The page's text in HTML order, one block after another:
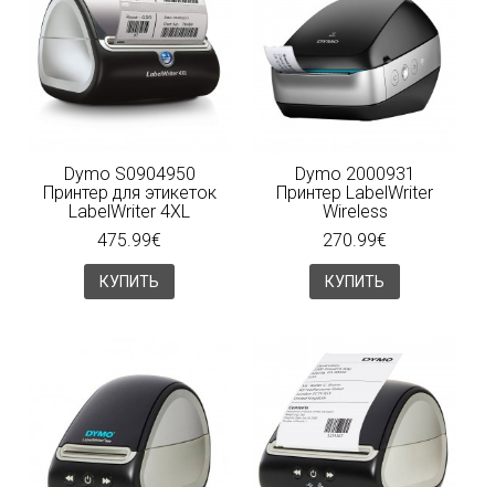
Dymo S0904950
Принтер для этикеток
LabelWriter 4XL
475.99€
КУПИТЬ
Dymo 2000931
Принтер LabelWriter
Wireless
270.99€
КУПИТЬ